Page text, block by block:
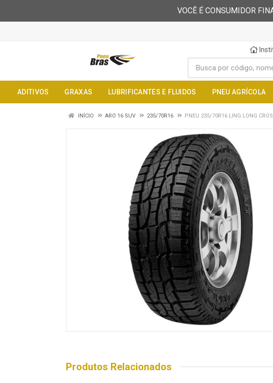
VOCÊ É CONSUMIDOR
ADITIVOS GRAXAS LUBRIFICANTES E FLUIDOS PNEU AGRÍCOLA
INÍCIO ARO 16 SUV 235/70R16 PNEU 235/70R16 LING LONG
Produtos Relacionados